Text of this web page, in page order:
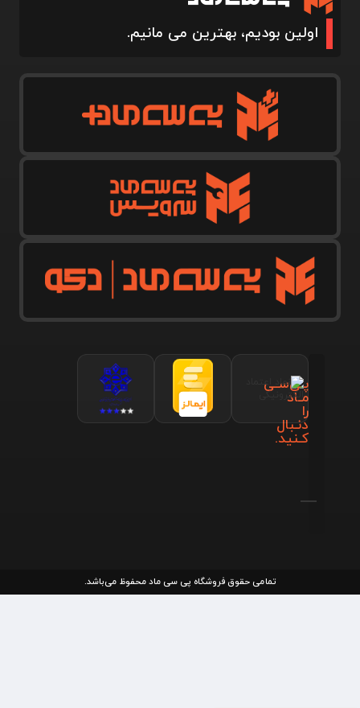
اولین بودیم، بهترین می مانیم.
پـی‌سـی
مـاد
را
دنـبال
کـنید.
تمامی حقوق فروشگاه پی سی ماد محفوظ می‌باشد.